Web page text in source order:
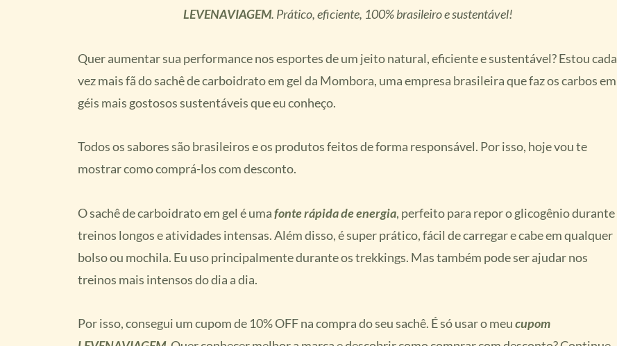
LEVENAVIAGEM. Prático, eficiente, 100% brasileiro e sustentável!
Quer aumentar sua performance nos esportes de um jeito natural, eficiente e sustentável? Estou cada
vez mais fã do sachê de carboidrato em gel da Mombora, uma empresa brasileira que faz os carbos em
géis mais gostosos sustentáveis que eu conheço.
Todos os sabores são brasileiros e os produtos feitos de forma responsável. Por isso, hoje vou te
mostrar como comprá-los com desconto.
O sachê de carboidrato em gel é umafonte rápida de energia, perfeito para repor o glicogênio durante
treinos longos e atividades intensas. Além disso, é super prático, fácil de carregar e cabe em qualquer
bolso ou mochila. Eu uso principalmente durante os trekkings. Mas também pode ser ajudar nos
treinos mais intensos do dia a dia.
Por isso, consegui um cupom de 10% OFF na compra do seu sachê. É só usar o meucupom